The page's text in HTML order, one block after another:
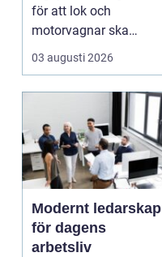
för att lok och
motorvagnar ska
kunna leverera pålitlig
drift d...
03 augusti 2026
Modernt ledarskap
för dagens
arbetsliv